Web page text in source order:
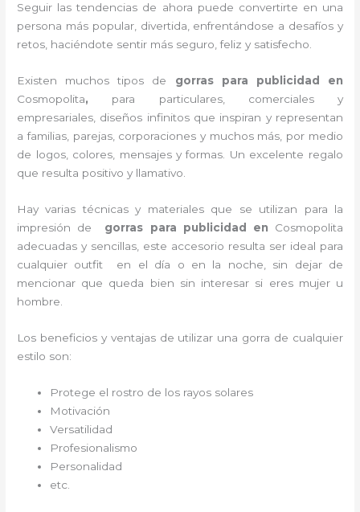
Seguir las tendencias de ahora puede convertirte en una
persona más popular, divertida, enfrentándose a desafíos y
retos, haciéndote sentir más seguro, feliz y satisfecho.
Existen muchos tipos de gorras para publicidad en
Cosmopolita, para particulares, comerciales y
empresariales, diseños infinitos que inspiran y representan
a familias, parejas, corporaciones y muchos más, por medio
de logos, colores, mensajes y formas. Un excelente regalo
que resulta positivo y llamativo.
Hay varias técnicas y materiales que se utilizan para la
impresión de gorras para publicidad en Cosmopolita
adecuadas y sencillas, este accesorio resulta ser ideal para
cualquier outfit en el día o en la noche, sin dejar de
mencionar que queda bien sin interesar si eres mujer u
hombre.
Los beneficios y ventajas de utilizar una gorra de cualquier
estilo son:
Protege el rostro de los rayos solares
Motivación
Versatilidad
Profesionalismo
Personalidad
etc.